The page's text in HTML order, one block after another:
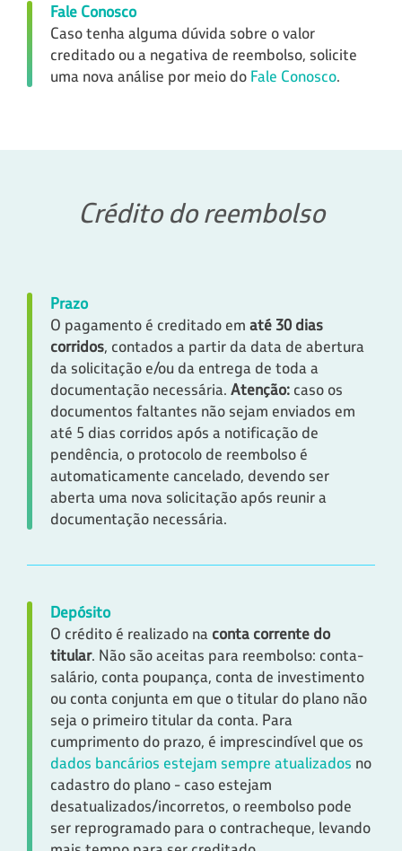
Fale Conosco
Caso tenha alguma dúvida sobre o valor
creditado ou a negativa de reembolso, solicite
uma nova análise por meio do Fale Conosco.
Crédito do reembolso
Prazo
O pagamento é creditado em até 30 dias
corridos, contados a partir da data de abertura
da solicitação e/ou da entrega de toda a
documentação necessária. Atenção: caso os
documentos faltantes não sejam enviados em
até 5 dias corridos após a notificação de
pendência, o protocolo de reembolso é
automaticamente cancelado, devendo ser
aberta uma nova solicitação após reunir a
documentação necessária.
Depósito
O crédito é realizado na conta corrente do
titular. Não são aceitas para reembolso: conta-
salário, conta poupança, conta de investimento
ou conta conjunta em que o titular do plano não
seja o primeiro titular da conta. Para
cumprimento do prazo, é imprescindível que os
dados bancários estejam sempre atualizados no
cadastro do plano - caso estejam
desatualizados/incorretos, o reembolso pode
ser reprogramado para o contracheque, levando